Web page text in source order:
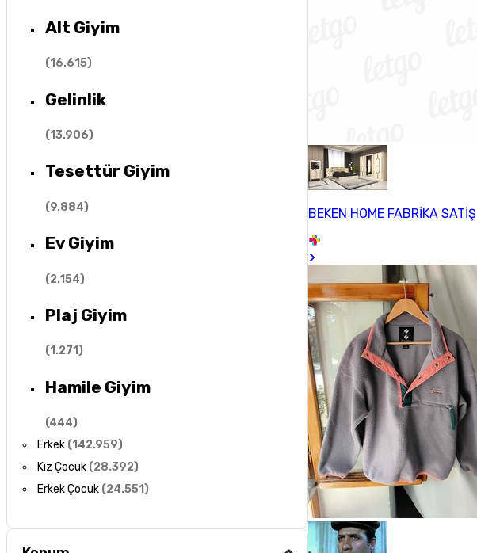
Alt Giyim
(16.615)
Gelinlik
(13.906)
Tesettür Giyim
(9.884)
Ev Giyim
(2.154)
Plaj Giyim
(1.271)
Hamile Giyim
(444)
Erkek (142.959)
Kız Çocuk (28.392)
Erkek Çocuk (24.551)
BEKEN HOME FABRİKA SATİŞ